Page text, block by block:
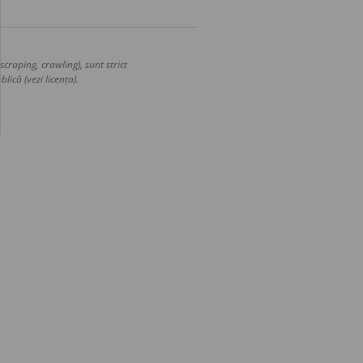
crawling), sunt strict
(vezi licența).